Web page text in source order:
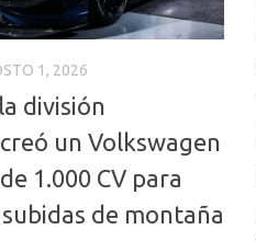
1, 2026
división
un Volkswagen
1.000 CV para
de montaña